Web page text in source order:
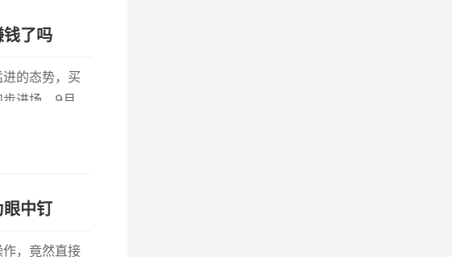
了吗
的态势，买
进场。9月
中钉
，竟然直接